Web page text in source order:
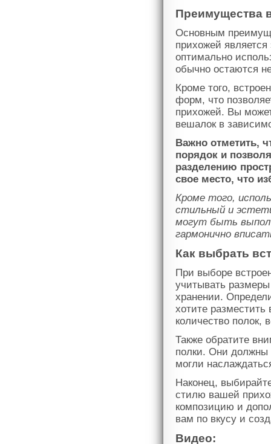
Преимущества
Основным
прихожей
оптимально
обычно остаются
Кроме того,
форм, что
прихожей. Вы
вешалок в
Важно отметить,
порядок и
разделению
свое место, что
Кроме того,
стильный и
могут быть
гармонично
Как выбрать
При выборе
учитывать
хранении.
хотите
количество полок,
Также обратите
полки. Они
могли
Наконец,
стилю вашей
композицию и
вам по вкусу и
Видео: